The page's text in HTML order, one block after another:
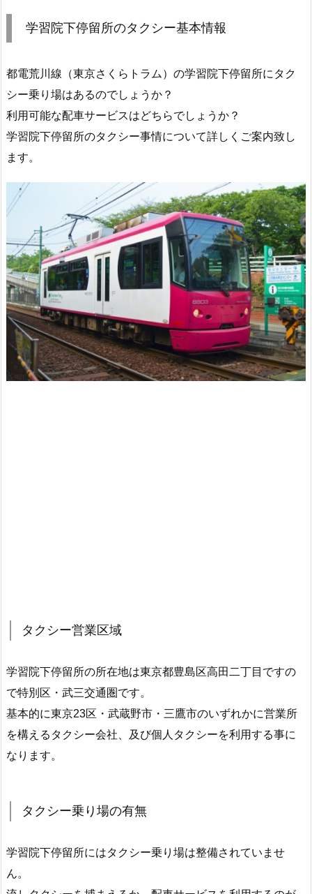
学習院下停留所のタクシー基本情報
都電荒川線（東京さくらトラム）の学習院下停留所にタク
シー乗り場はあるのでしょうか？
利用可能な配車サービスはどちらでしょうか？
学習院下停留所のタクシー事情について詳しくご案内致し
ます。
タクシー営業区域
学習院下停留所の所在地は東京都豊島区高田二丁目ですの
で特別区・武三交通圏です。
基本的に東京23区・武蔵野市・三鷹市のいずれかに営業所
を構えるタクシー会社、及び個人タクシーを利用する事に
なります。
タクシー乗り場の有無
学習院下停留所にはタクシー乗り場は整備されていませ
ん。